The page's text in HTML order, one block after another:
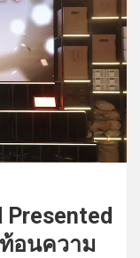
Presented
ท้อนความ